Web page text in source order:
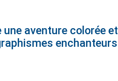
aventure colorée et
enchanteurs